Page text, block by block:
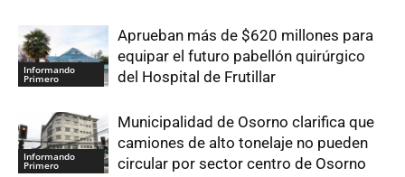
Informando
Primero
Aprueban más de $620 millones para
equipar el futuro pabellón quirúrgico
del Hospital de Frutillar
Informando
Primero
Municipalidad de Osorno clarifica que
camiones de alto tonelaje no pueden
circular por sector centro de Osorno